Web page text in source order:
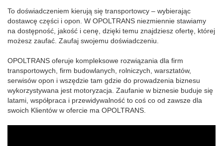
To doświadczeniem kierują się transportowcy – wybierając
dostawcę części i opon. W OPOLTRANS niezmiennie stawiamy
na dostępność, jakość i cenę, dzięki temu znajdziesz ofertę, której
możesz zaufać. Zaufaj swojemu doświadczeniu.
OPOLTRANS oferuje kompleksowe rozwiązania dla firm
transportowych, firm budowlanych, rolniczych, warsztatów,
serwisów opon i wszędzie tam gdzie do prowadzenia biznesu
wykorzystywana jest motoryzacja. Zaufanie w biznesie buduje się
latami, współpraca i przewidywalność to coś co od zawsze dla
swoich Klientów w ofercie ma OPOLTRANS.